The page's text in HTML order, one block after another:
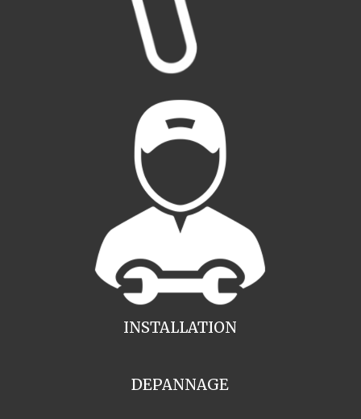
INSTALLATION
DEPANNAGE